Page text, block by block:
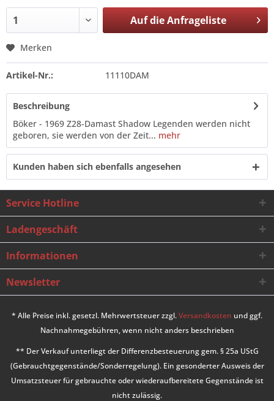
Auf dieAnfrageliste
Merken
Artikel-Nr.: 11110DAM
Beschreibung
Böker - 1969 Z28-Damast Shadow Legenden werden nicht
geboren, sie werden von der Zeit... mehr
Kunden haben sich ebenfalls angesehen
Service Hotline
Ladengeschäft
Informationen
Newsletter
* Alle Preise inkl. gesetzl. Mehrwertsteuer zzgl.Versandkosten und ggf.
Nachnahmegebühren, wenn nicht anders beschrieben
** Der Verkauf unterliegt der Differenzbesteuerung gem. § 25a UStG
(Gebrauchtgegenstände/Sonderregelung). Ein gesonderter Ausweis der
Umsatzsteuer für gebrauchte oder wiederaufbereitete Gegenstände ist
nicht zulässig.